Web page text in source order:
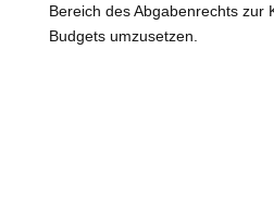
Bereich des Abgabenrechts zur
Budgets umzusetzen.